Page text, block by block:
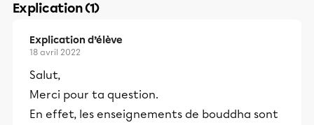
Explication (1)
Explication d’élève
18 avril 2022
Salut,
Merci pour ta question.
En effet, les enseignements de bouddha sont